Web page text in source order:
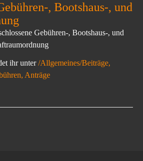
, Bootshaus-, und
Gebühren-, Bootshaus-, und
ihr unter/Allgemeines/Beiträge,
Anträge